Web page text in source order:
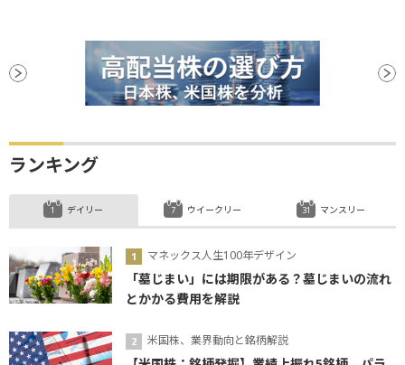
ランキング
デイリー
マネックス人生100年デザイン
「墓じまい」には期限がある？墓じまいの流れ
とかかる費用を解説
米国株、業界動向と銘柄解説
ウイークリー マンスリー